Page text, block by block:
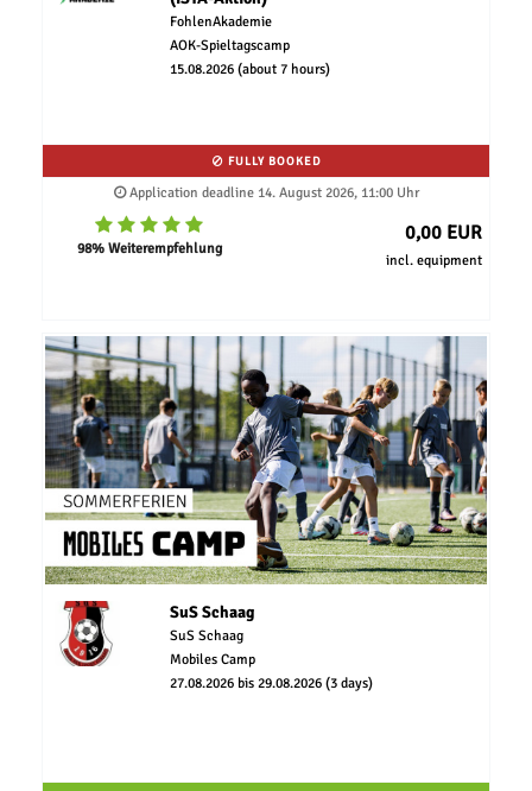
FohlenAkademie
AOK-Spieltagscamp
15.08.2026 (about 7 hours)
FULLY BOOKED
Application deadline 14. August 2026, 11:00 Uhr
98% Weiterempfehlung
0,00 EUR
incl. equipment
SuS Schaag
SuS Schaag
Mobiles Camp
27.08.2026 bis 29.08.2026 (3 days)